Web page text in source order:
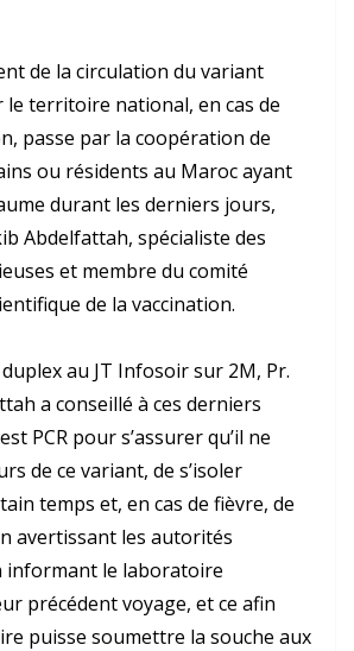
de la circulation du variant
le territoire national, en cas de
passe par la coopération de
ou résidents au Maroc ayant
durant les derniers jours,
Abdelfattah, spécialiste des
et membre du comité
de la vaccination.
au JT Infosoir sur 2M, Pr.
a conseillé à ces derniers
PCR pour s’assurer qu’il ne
de ce variant, de s’isoler
temps et, en cas de fièvre, de
avertissant les autorités
informant le laboratoire
précédent voyage, et ce afin
puisse soumettre la souche aux